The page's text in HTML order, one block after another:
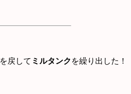
を戻して ミルタンク を繰り出した！